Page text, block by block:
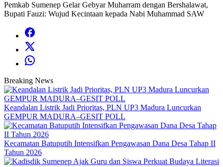
Pemkab Sumenep Gelar Gebyar Muharram dengan Bershalawat,
Bupati Fauzi: Wujud Kecintaan kepada Nabi Muhammad SAW
Breaking News
Keandalan Listrik Jadi Prioritas, PLN UP3 Madura Luncurkan
GEMPUR MADURA–GESIT POLL
Kecamatan Batuputih Intensifkan Pengawasan Dana Desa Tahap II
Tahun 2026